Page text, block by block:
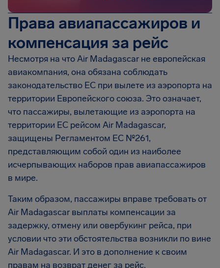
Права авиапассажиров и
компенсация за рейс
Несмотря на что Air Madagascar не европейская
авиакомпания, она обязана соблюдать
законодательство ЕС при вылете из аэропорта на
территории Европейского союза. Это означает,
что пассажиры, вылетающие из аэропорта на
территории ЕС рейсом Air Madagascar,
защищены Регламентом EC №261,
представляющим собой один из наиболее
исчерпывающих наборов прав авиапассажиров
в мире.
Таким образом, пассажиры вправе требовать от
Air Madagascar выплаты компенсации за
задержку, отмену или овербукинг рейса, при
условии что эти обстоятельства возникли по вине
Air Madagascar. И это в дополнение к своим
правам на возврат денег за рейс.